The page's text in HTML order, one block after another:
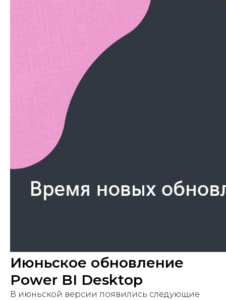
Июньское обновление
Power BI Desktop
В июньской версии появились следующие